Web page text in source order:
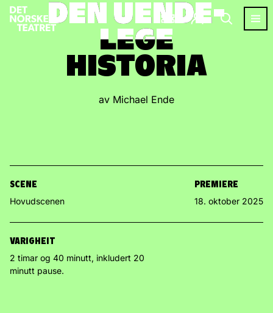
DEN UENDE­
LEGE
HISTORIA
DEN UENDE­
LEGE
HISTORIA
av Michael Ende
SCENE
Hovudscenen
PREMIERE
18. oktober 2025
VARIGHEIT
2 timar og 40 minutt, inkludert 20
minutt pause.